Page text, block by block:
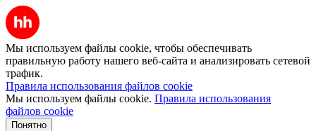
Мы используем файлы cookie, чтобы обеспечивать
правильную работу нашего веб-сайта и анализировать сетевой
трафик.
Правила использования файлов cookie
Мы используем файлы cookie. Правила использования
файлов cookie
Понятно